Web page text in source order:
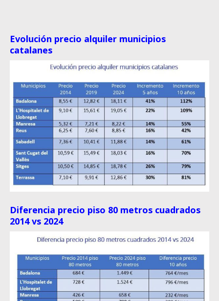
Evolución precio alquiler municipios
catalanes
Diferencia precio piso 80 metros cuadrados
2014 vs 2024